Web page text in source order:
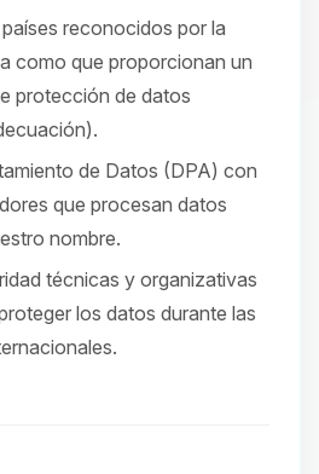
reconocidos por la
como que proporcionan un
protección de datos
de Datos (DPA) con
que procesan datos
nombre.
técnicas y organizativas
los datos durante las